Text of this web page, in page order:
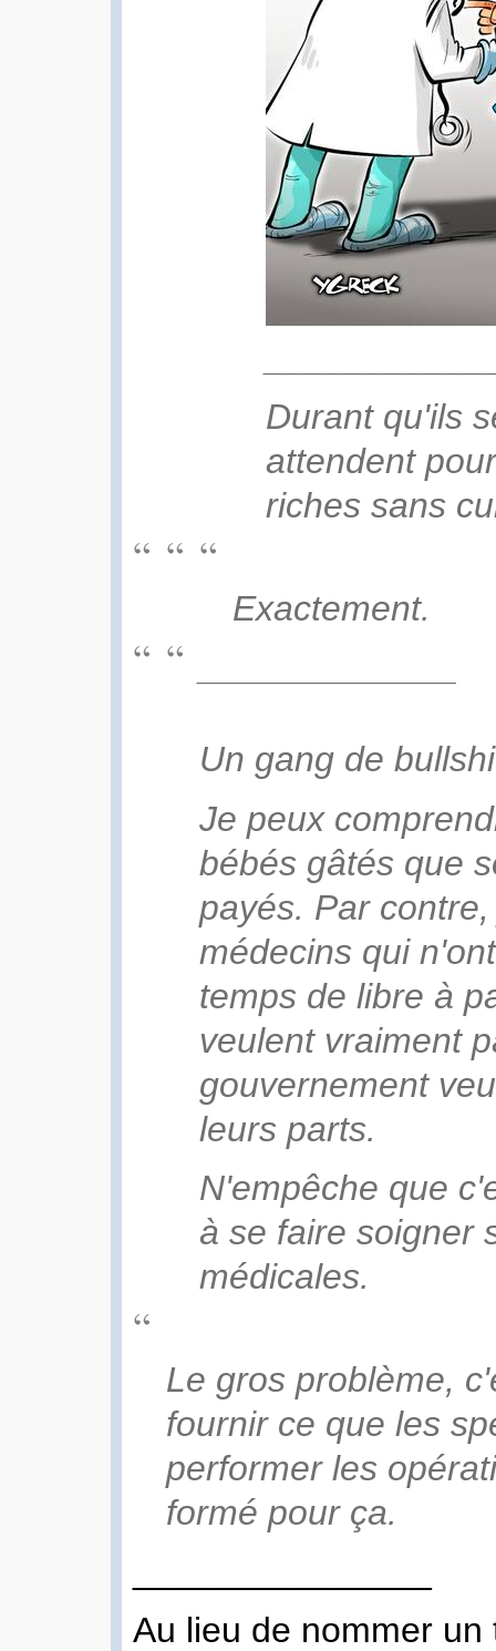
Durant qu'ils
attendent
riches sans
Exactement.
Un gang de
Je peux
bébés gâtés que
payés. Par
médecins qui
temps de libre à
veulent vraiment
gouvernement
leurs parts.
N'empêche que
à se faire soigner
médicales.
Le gros problème,
fournir ce que les
performer les
formé pour ça.
Au lieu de nommer